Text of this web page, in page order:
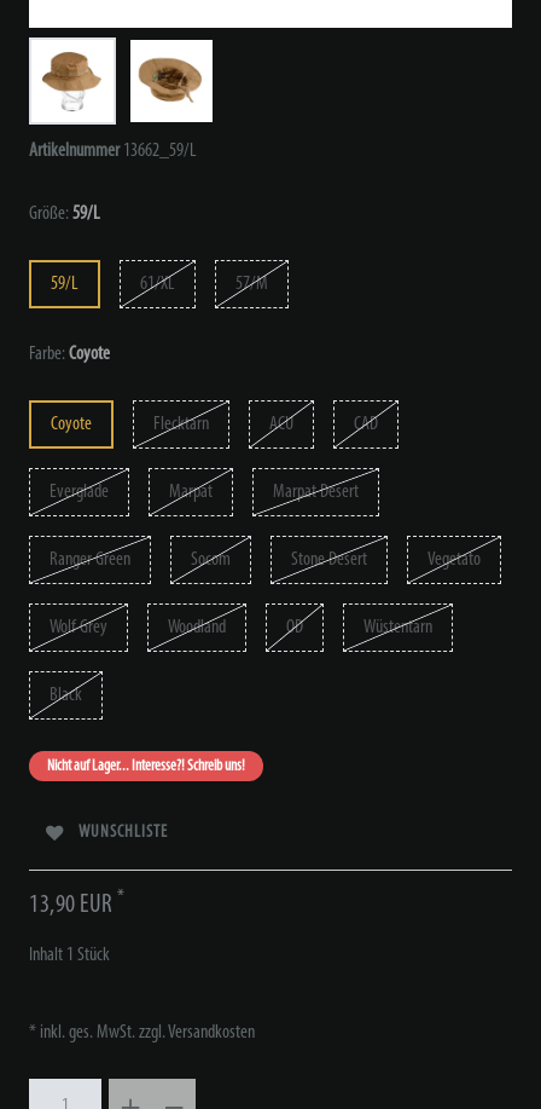
Artikelnummer13662_59/L
Größe: 59/L
59/L 61/XL 57/M
Farbe: Coyote
Coyote Flecktarn ACU CAD
Everglade Marpat Marpat Desert
Ranger Green Socom Stone Desert Vegetato
Wolf Grey Woodland OD Wüstentarn
Black
Nicht auf Lager... Interesse?! Schreib uns!
WUNSCHLISTE
13,90 EUR *
Inhalt 1 Stück
* inkl. ges. MwSt. zzgl.Versandkosten